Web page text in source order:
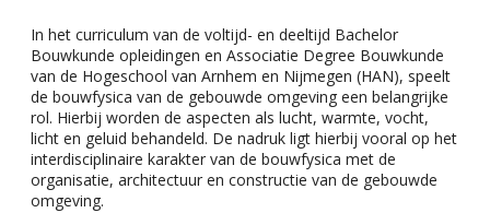
In het curriculum van de voltijd- en deeltijd Bachelor
Bouwkunde opleidingen en Associatie Degree Bouwkunde
van de Hogeschool van Arnhem en Nijmegen (HAN), speelt
de bouwfysica van de gebouwde omgeving een belangrijke
rol. Hierbij worden de aspecten als lucht, warmte, vocht,
licht en geluid behandeld. De nadruk ligt hierbij vooral op het
interdisciplinaire karakter van de bouwfysica met de
organisatie, architectuur en constructie van de gebouwde
omgeving.